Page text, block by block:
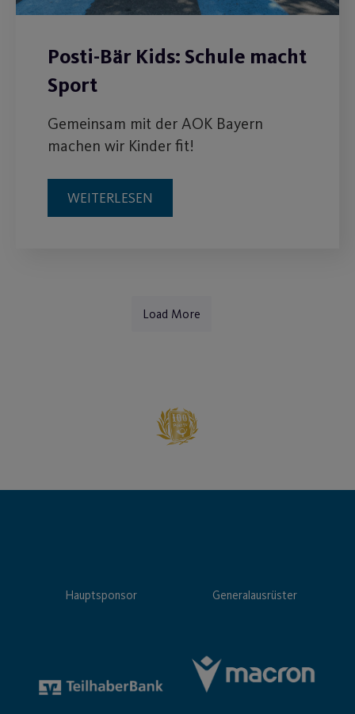
Posti-Bär Kids: Schule macht
Sport
Gemeinsam mit der AOK Bayern
machen wir Kinder fit!
WEITERLESEN
Load More
Hauptsponsor Generalausrüster